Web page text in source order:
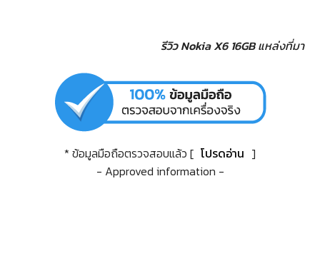
รีวิว Nokia X6 16GB แหล่งที่มา
* ข้อมูลมือถือตรวจสอบแล้ว [ โปรดอ่าน ]
- Approved information -